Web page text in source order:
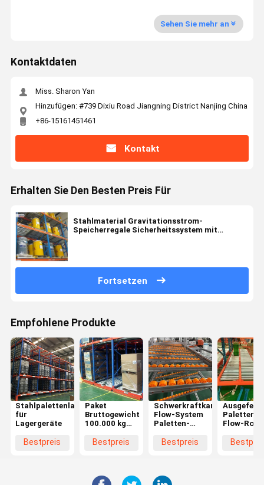
Sehen Sie mehr an
Kontaktdaten
Miss. Sharon Yan
Hinzufügen: #739 Dixiu Road Jiangning District Nanjing China
+86-15161451461
Kontakt
Erhalten Sie Den Besten Preis Für
Stahlmaterial Gravitationsstrom-
Speicherregale Sicherheitssystem mit
Fortsetzen
Empfohlene Produkte
Stahlpalettenlager
für
Lagergeräte
Bestpreis
Paket
Bruttogewicht
100.000 kg
Schraubfreies
Bestpreis
Schwerkraftkarton-
Flow-System
Paletten-
mitBestpreis
Paletten-
Flow-